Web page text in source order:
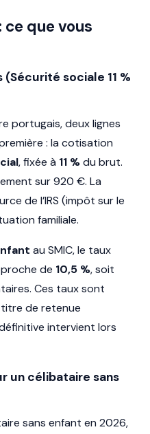
ce que vous
sociale 11 %
portugais, deux lignes
: la cotisation
, fixée à 11 %du brut.
sur 920 €. La
de l’IRS (impôt sur le
familiale.
au SMIC, le taux
de 10,5 %, soit
Ces taux sont
titre de retenue
intervient lors
un célibataire sans
sans enfant en 2026,